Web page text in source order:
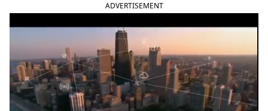
ADVERTISEMENT